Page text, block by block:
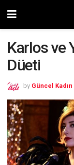
Karlos ve
Düeti
by Güncel Kadın